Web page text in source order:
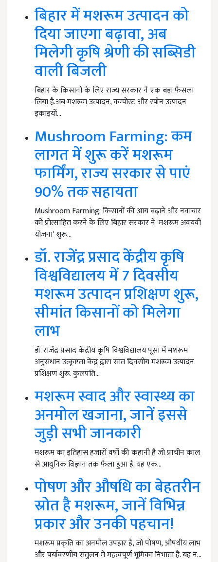
बिहार में मशरूम उत्पादन को
दिया जाएगा बढ़ावा, अब
मिलेगी कृषि श्रेणी की सब्सिडी
वाली बिजली
बिहार के किसानों के लिए राज्य सरकार ने एक बड़ा फैसला
लिया है.अब मशरूम उत्पादन, कम्पोस्ट और स्पॉन उत्पादन
इकाइयों…
Mushroom Farming: कम
लागत में शुरू करें मशरूम
फार्मिंग, राज्य सरकार से पाएं
90% तक सहायता
Mushroom Farming: किसानों की आय बढ़ाने और नवाचार
को प्रोत्साहित करने के लिए बिहार सरकार ने 'मशरूम अवयवी
योजना' शुरू…
डॉ. राजेंद्र प्रसाद केंद्रीय कृषि
विश्वविद्यालय में 7 दिवसीय
मशरूम उत्पादन प्रशिक्षण शुरू,
सीमांत किसानों को मिलेगा
लाभ
डॉ. राजेंद्र प्रसाद केंद्रीय कृषि विश्वविद्यालय पूसा में मशरूम
अनुसंधान उत्कृष्टता केंद्र द्वारा सात दिवसीय मशरूम उत्पादन
प्रशिक्षण शुरू. कुलपति…
मशरूम स्वाद और स्वास्थ्य का
अनमोल खजाना, जानें इससे
जुड़ी सभी जानकारी
मशरूम का इतिहास हजारों वर्षों की कहानी है जो प्राचीन काल
से आधुनिक विज्ञान तक फैला हुआ है. यह एक…
पोषण और औषधि का बेहतरीन
स्रोत है मशरूम, जानें विभिन्न
प्रकार और उनकी पहचान!
मशरूम प्रकृति का अनमोल उपहार है, जो पोषण, औषधीय लाभ
और पर्यावरणीय संतुलन में महत्वपूर्ण भूमिका निभाता है. यह न…